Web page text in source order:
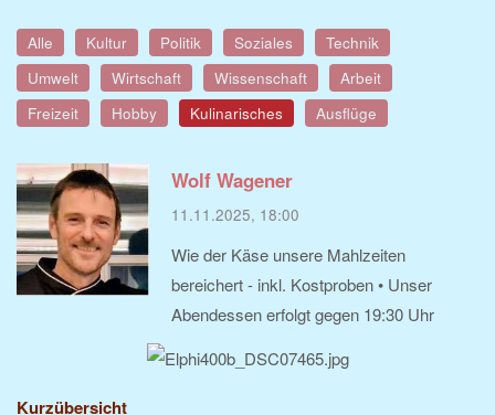
Alle Kultur Politik Soziales
Technik
Umwelt
Wirtschaft Wissenschaft
Arbeit
Freizeit
Hobby Kulinarisches Ausflüge
Wolf Wagener
11.11.2025, 18:00
Wie der Käse unsere Mahlzeiten
bereichert - inkl. Kostproben • Unser
Abendessen erfolgt gegen 19:30 Uhr
Kurzübersicht